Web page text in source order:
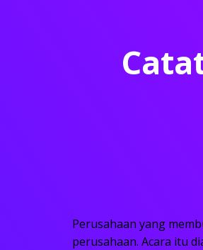
Perusahaan yang
perusahaan. Acara itu